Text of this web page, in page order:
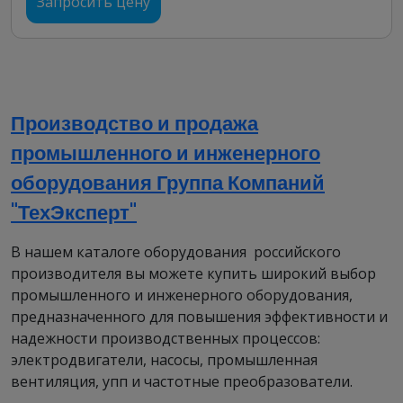
Габарит (в.о.в.), мм: 400 - 930
надежность и
эффективность для
промышленных
предприятий
Что такое двигатели серии 1ВАО?
Электродвигатели серии 1ВАО представляют
собой высоковольтные асинхронные
взрывозащищенные двигатели, разработанные
для безопасной эксплуатации в условиях
повышенного риска. Эти промышленные
Производство и продажа
промышленного и инженерного
оборудования Группа Компаний
"ТехЭксперт"
В нашем каталоге оборудования российского
производителя вы можете купить широкий выбор
промышленного и инженерного оборудования,
предназначенного для повышения эффективности и
надежности производственных процессов:
электродвигатели, насосы, промышленная
вентиляция, упп и частотные преобразователи.